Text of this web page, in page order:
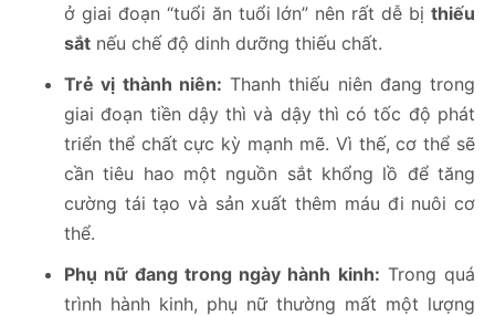
ở giai đoạn “tuổi ăn tuổi lớn” nên rất dễ bị thiếu
sắt nếu chế độ dinh dưỡng thiếu chất.
Trẻ vị thành niên: Thanh thiếu niên đang trong
giai đoạn tiền dậy thì và dậy thì có tốc độ phát
triển thể chất cực kỳ mạnh mẽ. Vì thế, cơ thể sẽ
cần tiêu hao một nguồn sắt khổng lồ để tăng
cường tái tạo và sản xuất thêm máu đi nuôi cơ
thể.
Phụ nữ đang trong ngày hành kinh: Trong quá
trình hành kinh, phụ nữ thường mất một lượng